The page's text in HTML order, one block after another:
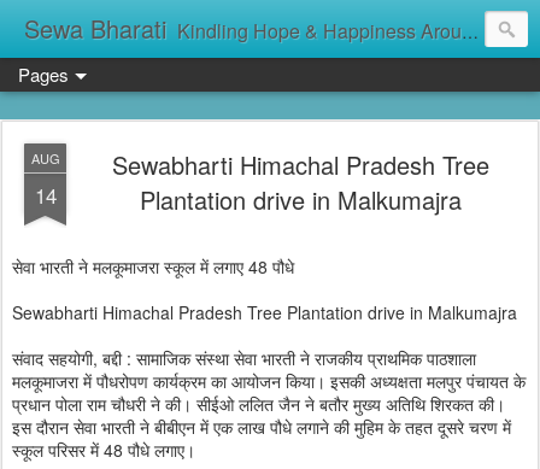
Sewa Bharati Kindling Hope & Happiness Around सेवा भारती சேவாபாரதி సేవా భారతి സേവാഭാരതി સેવા ભારતી সেবা ভাঁরাটি
Pages
AUG
14
Sewabharti Himachal Pradesh Tree
Plantation drive in Malkumajra
सेवा भारती ने मलकूमाजरा स्कूल में लगाए 48 पौधे
Sewabharti Himachal Pradesh Tree Plantation drive in Malkumajra
संवाद सहयोगी, बद्दी : सामाजिक संस्था सेवा भारती ने राजकीय प्राथमिक पाठशाला
मलकूमाजरा में पौधरोपण कार्यक्रम का आयोजन किया। इसकी अध्यक्षता मलपुर पंचायत के
प्रधान पोला राम चौधरी ने की। सीईओ ललित जैन ने बतौर मुख्य अतिथि शिरकत की।
इस दौरान सेवा भारती ने बीबीएन में एक लाख पौधे लगाने की मुहिम के तहत दूसरे चरण में
स्कूल परिसर में 48 पौधे लगाए।